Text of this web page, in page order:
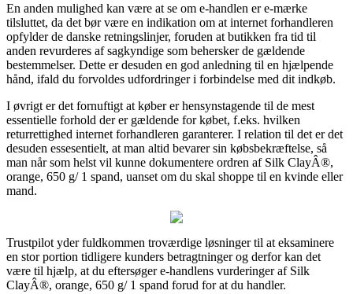
En anden mulighed kan være at se om e-handlen er e-mærke
tilsluttet, da det bør være en indikation om at internet forhandleren
opfylder de danske retningslinjer, foruden at butikken fra tid til
anden revurderes af sagkyndige som behersker de gældende
bestemmelser. Dette er desuden en god anledning til en hjælpende
hånd, ifald du forvoldes udfordringer i forbindelse med dit indkøb.
I øvrigt er det fornuftigt at køber er hensynstagende til de mest
essentielle forhold der er gældende for købet, f.eks. hvilken
returrettighed internet forhandleren garanterer. I relation til det er det
desuden essesentielt, at man altid bevarer sin købsbekræftelse, så
man når som helst vil kunne dokumentere ordren af Silk ClayÂ®,
orange, 650 g/ 1 spand, uanset om du skal shoppe til en kvinde eller
mand.
Trustpilot yder fuldkommen troværdige løsninger til at eksaminere
en stor portion tidligere kunders betragtninger og derfor kan det
være til hjælp, at du eftersøger e-handlens vurderinger af Silk
ClayÂ®, orange, 650 g/ 1 spand forud for at du handler.